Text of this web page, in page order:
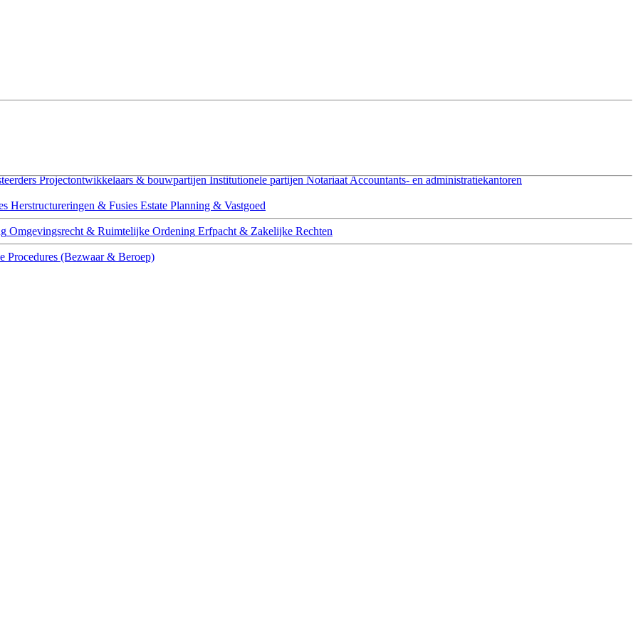
Projectontwikkelaars & bouwpartijen Institutionele partijen NotariaatAccountants- en administratiekantoren
Herstructureringen & Fusies Estate Planning & Vastgoed
Omgevingsrecht & Ruimtelijke Ordening Erfpacht & Zakelijke Rechten
Procedures (Bezwaar & Beroep)